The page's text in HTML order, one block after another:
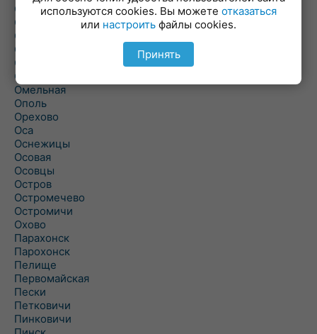
Оздамичи
Озяты
Олтуш
Ольманы
Ольпень
Ольшаны
Омельная
Ополь
Орехово
Оса
Оснежицы
Осовая
Осовцы
Остров
Остромечево
Остромичи
Охово
Парахонск
Парохонск
Пелище
Первомайская
Пески
Петковичи
Пинковичи
используются cookies. Вы можете отказаться
или настроить файлы cookies.
Принять